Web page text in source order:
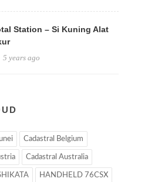
Station – Si Kuning Alat
5 years ago
Cadastral Belgium
Cadastral Australia
HANDHELD 76CSX